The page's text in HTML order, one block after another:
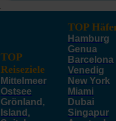
TOP
Reiseziele
Mittelmeer
Ostsee
Grönland,
Island,
TOP
Hamburg
Genua
Barcelona
Venedig
New York
Miami
Dubai
Singapur